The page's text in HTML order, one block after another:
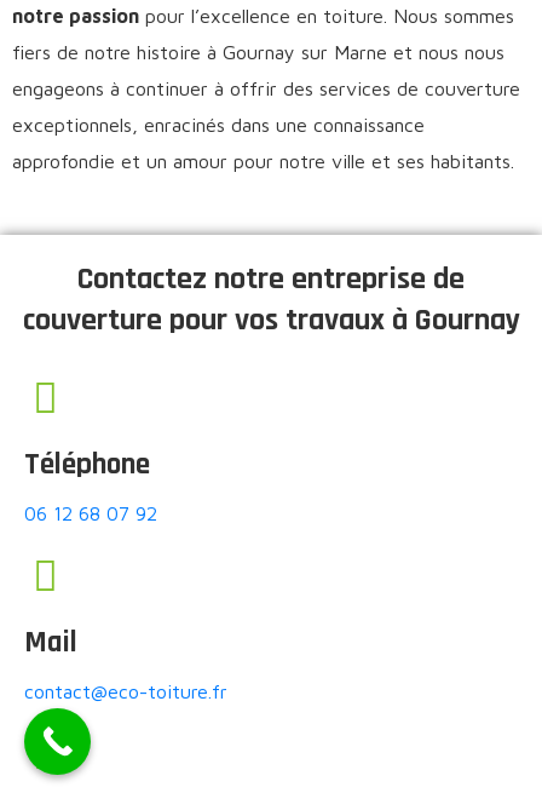
notre passion pour l’excellence en toiture. Nous sommes
fiers de notre histoire à Gournay sur Marne et nous nous
engageons à continuer à offrir des services de couverture
exceptionnels, enracinés dans une connaissance
approfondie et un amour pour notre ville et ses habitants.
Contactez notre entreprise de
couverture pour vos travaux à Gournay
Téléphone
06 12 68 07 92
Mail
contact@eco-toiture.fr